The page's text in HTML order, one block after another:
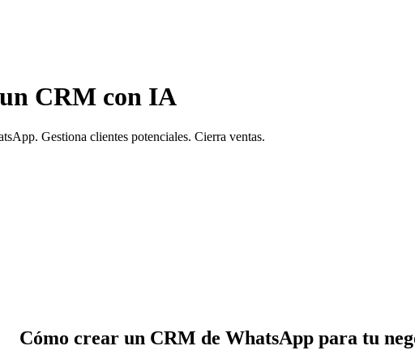
CRM con IA
Gestiona clientes potenciales. Cierra ventas.
Cómo crear un CRM de WhatsApp para tu